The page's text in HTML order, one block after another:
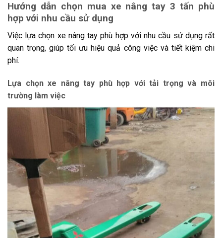
Hướng dẫn chọn mua xe nâng tay 3 tấn phù
hợp với nhu cầu sử dụng
Việc lựa chọn xe nâng tay phù hợp với nhu cầu sử dụng rất
quan trọng, giúp tối ưu hiệu quả công việc và tiết kiệm chi
phí.
Lựa chọn xe nâng tay phù hợp với tải trọng và môi
trường làm việc